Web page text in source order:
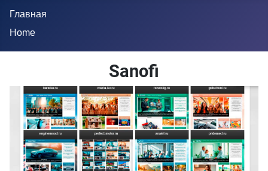
Главная
Home
Sanofi